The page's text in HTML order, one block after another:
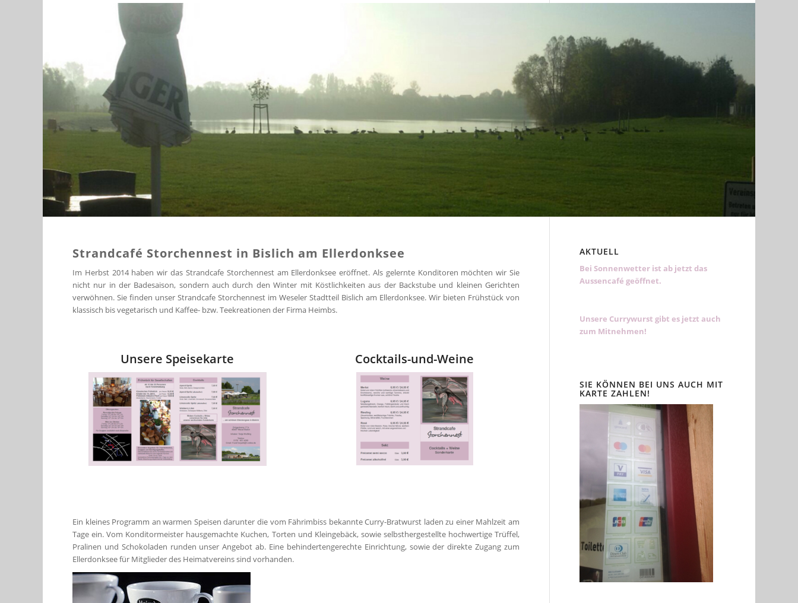
Strandcafé Storchennest in Bislich am Ellerdonksee
Im Herbst 2014 haben wir das Strandcafe Storchennest am Ellerdonksee eröffnet. Als gelernte Konditoren möchten wir Sie
nicht nur in der Badesaison, sondern auch durch den Winter mit Köstlichkeiten aus der Backstube und kleinen Gerichten
verwöhnen. Sie finden unser Strandcafe Storchennest im Weseler Stadtteil Bislich am Ellerdonksee. Wir bieten Frühstück von
klassisch bis vegetarisch und Kaffee- bzw. Teekreationen der Firma Heimbs.
Unsere Speisekarte Cocktails-und-Weine
Ein kleines Programm an warmen Speisen darunter die vom Fährimbiss bekannte Curry-Bratwurst laden zu einer Mahlzeit am
Tage ein. Vom Konditormeister hausgemachte Kuchen, Torten und Kleingebäck, sowie selbsthergestellte hochwertige Trüffel,
Pralinen und Schokoladen runden unser Angebot ab. Eine behindertengerechte Einrichtung, sowie der direkte Zugang zum
Ellerdonksee für Mitglieder des Heimatvereins sind vorhanden.
AKTUELL
Bei Sonnenwetter ist ab jetzt das
Aussencafé geöffnet.
Unsere Currywurst gibt es jetzt auch
zum Mitnehmen!
SIE KÖNNEN BEI UNS AUCH MIT
KARTE ZAHLEN!